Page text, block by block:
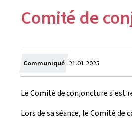
Comité de
Communiqué Crée
le
21.01.2025
Le Comité de conjoncture s'est
Lors de sa séance, le Comité